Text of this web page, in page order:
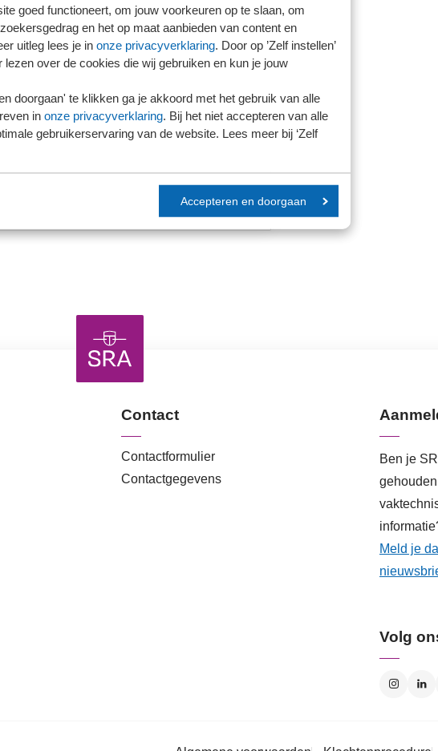
goed functioneert, om jouw voorkeuren op te slaan, om
en het op maat aanbieden van content en
uitleg lees je in onze privacyverklaring. Door op ’Zelf instellen’
over de cookies die wij gebruiken en kun je jouw
doorgaan' te klikken ga je akkoord met het gebruik van alle
in onze privacyverklaring. Bij het niet accepteren van alle
gebruikerservaring van de website. Lees meer bij ‘Zelf
Accepteren en doorgaan
Contact
Contactformulier
Contactgegevens
Ben je
Meld je
Volg